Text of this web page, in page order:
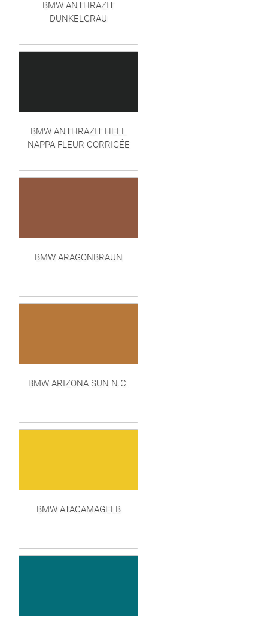
BMW ANTHRAZIT
DUNKELGRAU
BMW ANTHRAZIT HELL
NAPPA FLEUR CORRIGÉE
BMW ARAGONBRAUN
BMW ARIZONA SUN N.C.
BMW ATACAMAGELB